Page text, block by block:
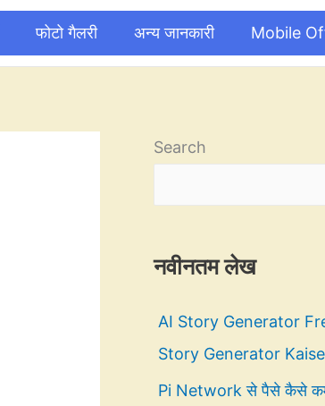
फोटो गैलरी अन्य जानकारी Mobile
Search
नवीनतम लेख
AI Story Generator
Story Generator
Pi Network से पैसे कैसे